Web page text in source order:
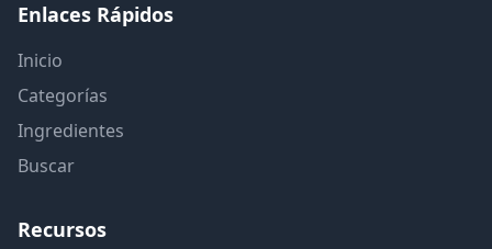
Enlaces Rápidos
Inicio
Categorías
Ingredientes
Buscar
Recursos